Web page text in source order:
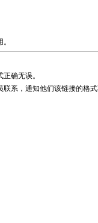
确无误。
系，通知他们该链接的格